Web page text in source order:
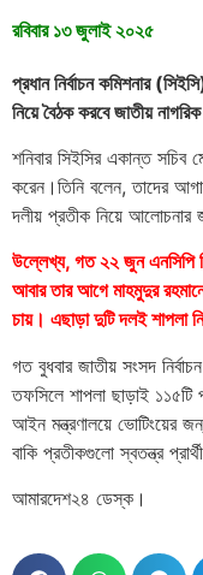
রবিবার ১৩ জুলাই ২০২৫
প্রধান নির্বাচন কমিশনার
নিয়ে বৈঠক করবে জাতীয়
শনিবার সিইসির একান্ত
করেন।তিনি বলেন, তাদের
দলীয় প্রতীক নিয়ে আলোচনার
উল্লেখ্য, গত ২২ জুন এনসিপি
আবার তার আগে মাহমুদুর
চায়। এছাড়া দুটি দলই শাপলা
গত বুধবার জাতীয় সংসদ
তফসিলে শাপলা ছাড়াই ১১৫টি
আইন মন্ত্রণালয়ে ভোটিংয়ের
বাকি প্রতীকগুলো স্বতন্ত্র
আমারদেশ২৪ ডেস্ক।